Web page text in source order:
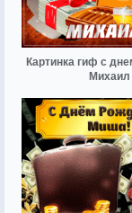
Картинка гиф с
Михаил